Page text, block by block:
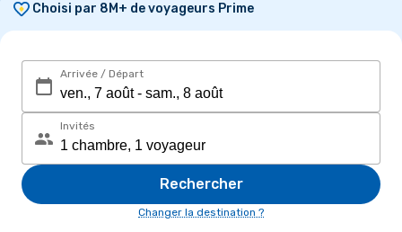
Choisi par 8M+ de voyageurs Prime
Arrivée / Départ
Invités
Rechercher
Changer la destination ?